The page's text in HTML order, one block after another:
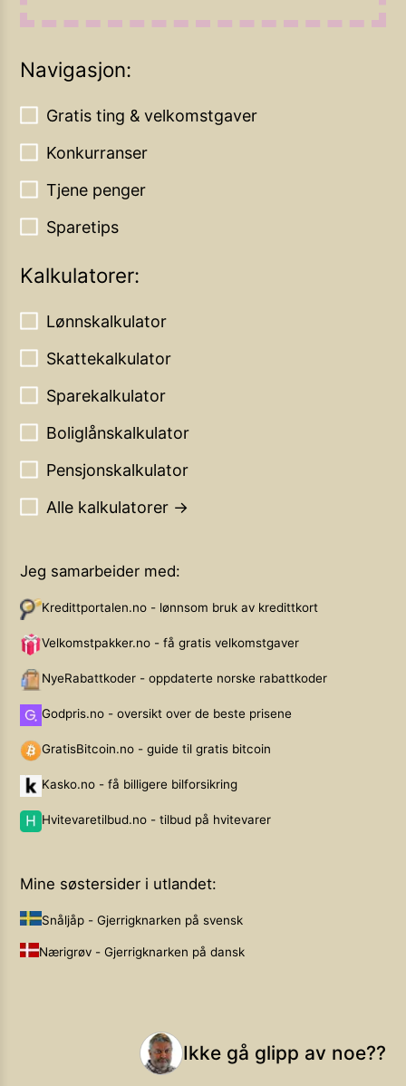
Navigasjon:
Gratis ting & velkomstgaver
Konkurranser
Tjene penger
Sparetips
Kalkulatorer:
Lønnskalkulator
Skattekalkulator
Sparekalkulator
Boliglånskalkulator
Pensjonskalkulator
Alle kalkulatorer →
Jeg samarbeider med:
Kredittportalen.no - lønnsom bruk av kredittkort
Velkomstpakker.no - få gratis velkomstgaver
NyeRabattkoder - oppdaterte norske rabattkoder
Godpris.no - oversikt over de beste prisene
GratisBitcoin.no - guide til gratis bitcoin
Kasko.no - få billigere bilforsikring
Hvitevaretilbud.no - tilbud på hvitevarer
Mine søstersider i utlandet:
Snåljåp - Gjerrigknarken på svensk
Nærigrøv - Gjerrigknarken på dansk
Ikke gå glipp av noe??